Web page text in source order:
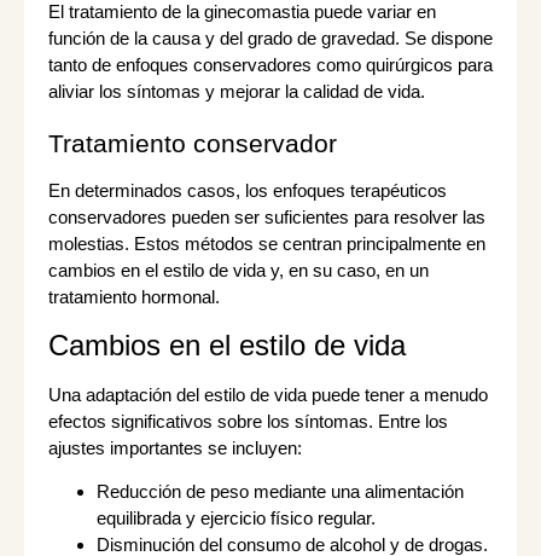
El tratamiento de la ginecomastia puede variar en
función de la causa y del grado de gravedad. Se dispone
tanto de enfoques conservadores como quirúrgicos para
aliviar los síntomas y mejorar la calidad de vida.
Tratamiento conservador
En determinados casos, los enfoques terapéuticos
conservadores pueden ser suficientes para resolver las
molestias. Estos métodos se centran principalmente en
cambios en el estilo de vida y, en su caso, en un
tratamiento hormonal.
Cambios en el estilo de vida
Una adaptación del estilo de vida puede tener a menudo
efectos significativos sobre los síntomas. Entre los
ajustes importantes se incluyen:
Reducción de peso mediante una alimentación
equilibrada y ejercicio físico regular.
Disminución del consumo de alcohol y de drogas.